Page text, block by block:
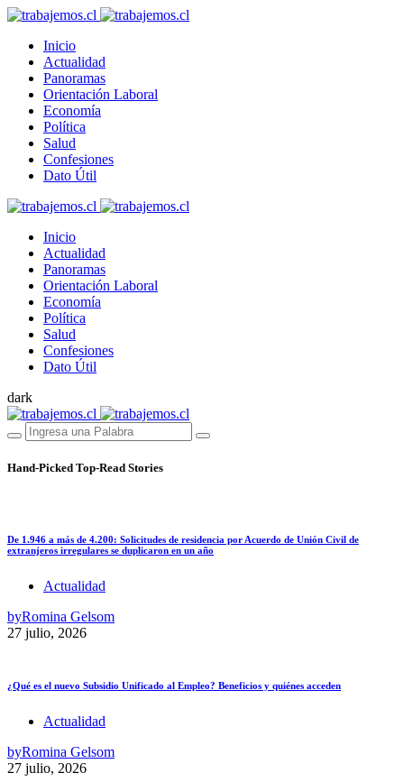
Inicio
Actualidad
Panoramas
Orientación Laboral
Economía
Política
Salud
Confesiones
Dato Útil
Inicio
Actualidad
Panoramas
Orientación Laboral
Economía
Política
Salud
Confesiones
Dato Útil
dark
Hand-Picked Top-Read Stories
De 1.946 a más de 4.200: Solicitudes de residencia por Acuerdo de Unión Civil de
extranjeros irregulares se duplicaron en un año
Actualidad
byRomina Gelsom
27 julio, 2026
¿Qué es el nuevo Subsidio Unificado al Empleo? Beneficios y quiénes acceden
Actualidad
byRomina Gelsom
27 julio, 2026